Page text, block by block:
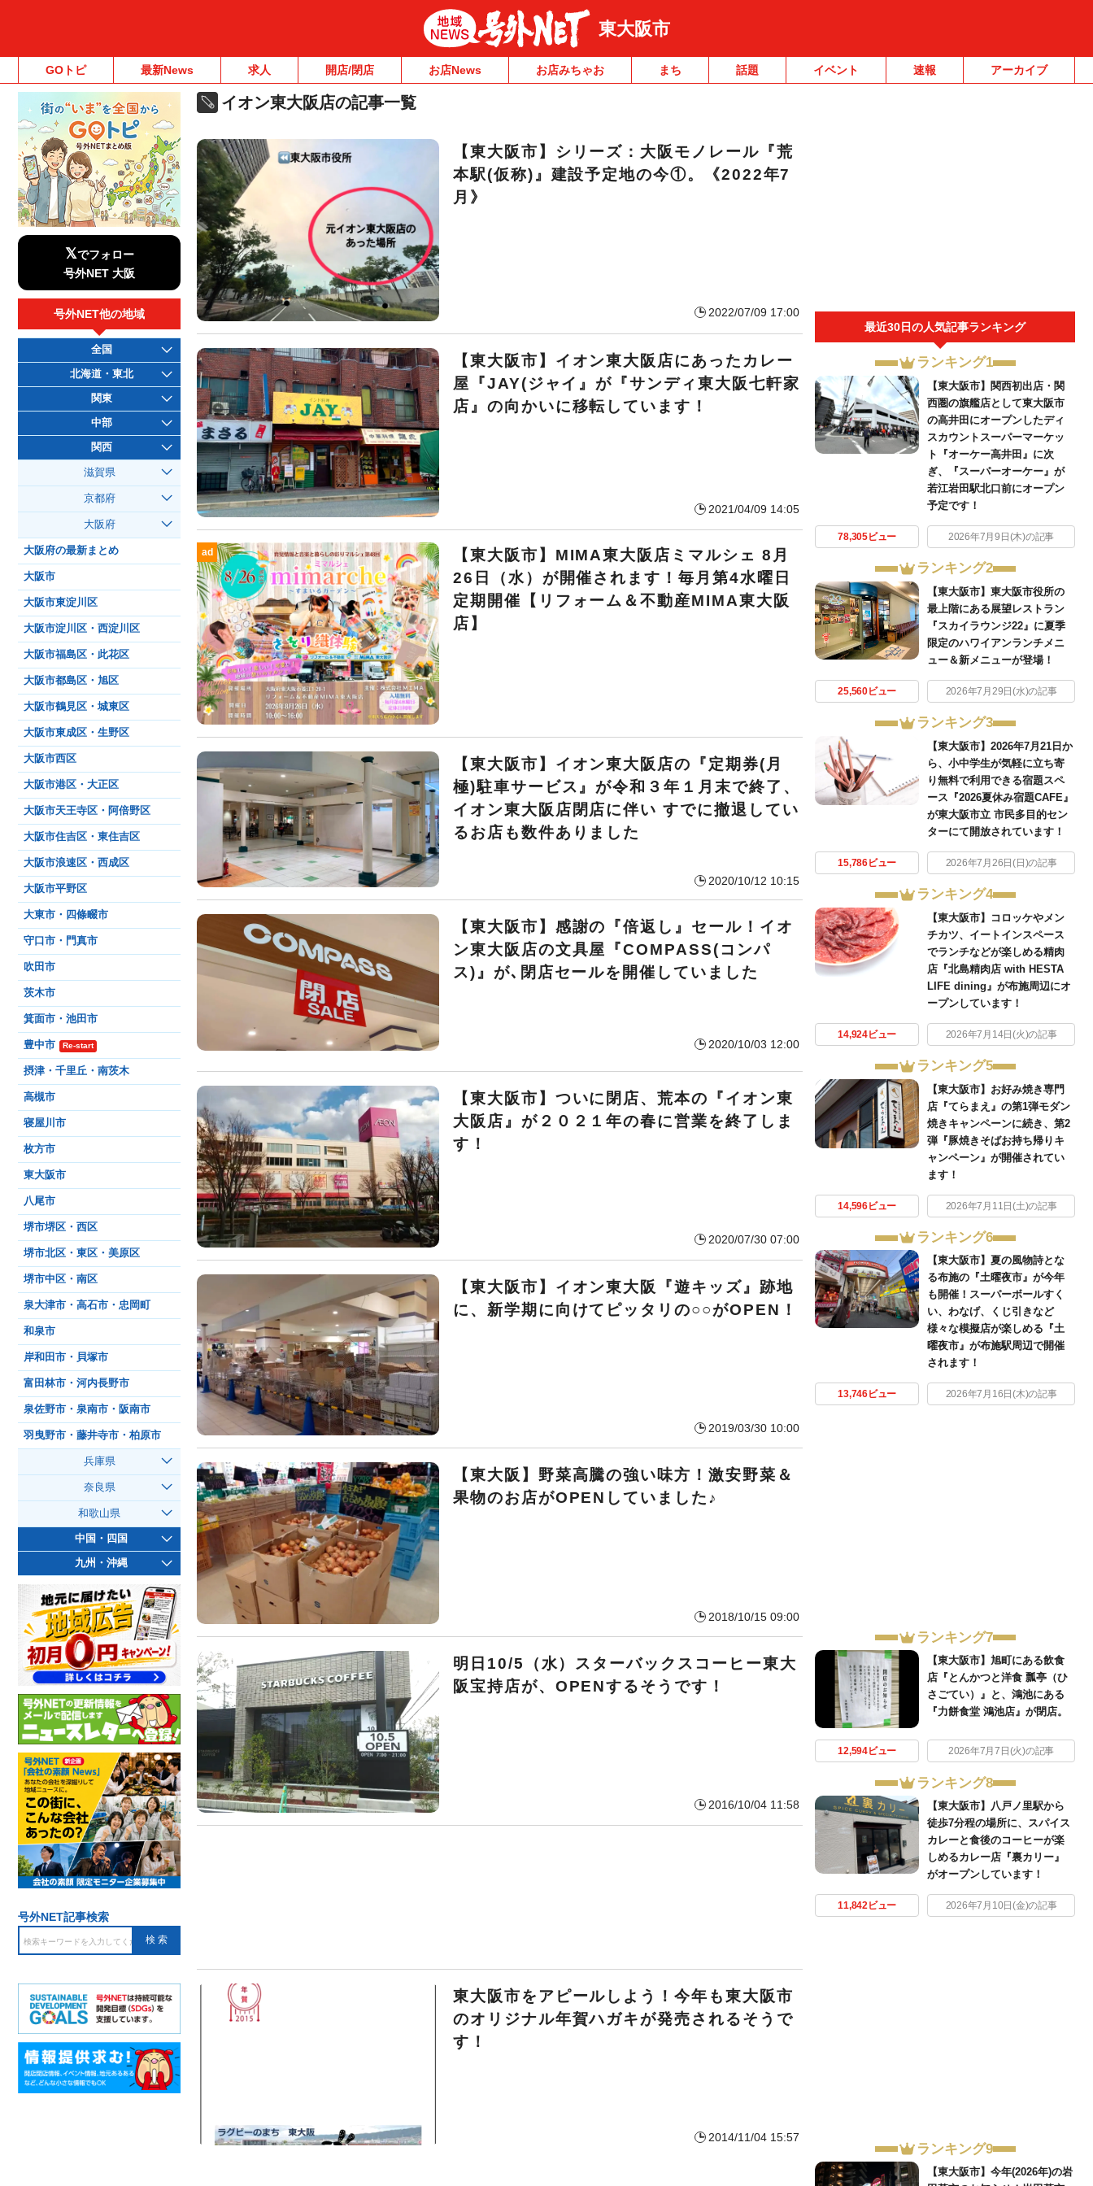
東大阪市
GOトピ 最新News 求人 開店/閉店 お店News お店みちゃお まち 話題 イベント 速報 アーカイブ
イオン東大阪店の記事一覧
【東大阪市】シリーズ：大阪モノレール『荒
本駅(仮称)』建設予定地の今①。《2022年7
月》
2022/07/09 17:00
【東大阪市】イオン東大阪店にあったカレー
屋『JAY(ジャイ』が『サンディ東大阪七軒家
店』の向かいに移転しています！
2021/04/09 14:05
ad
【東大阪市】MIMA東大阪店ミマルシェ 8月
26日（水）が開催されます！毎月第4水曜日
定期開催【リフォーム＆不動産MIMA東大阪
店】
【東大阪市】イオン東大阪店の『定期券(月
極)駐車サービス』が令和３年１月末で終了、
イオン東大阪店閉店に伴い すでに撤退してい
るお店も数件ありました
2020/10/12 10:15
【東大阪市】感謝の『倍返し』セール！イオ
ン東大阪店の文具屋『COMPASS(コンパ
ス)』が､閉店セールを開催していました
2020/10/03 12:00
【東大阪市】ついに閉店、荒本の『イオン東
大阪店』が２０２１年の春に営業を終了しま
す！
2020/07/30 07:00
【東大阪市】イオン東大阪『遊キッズ』跡地
に、新学期に向けてピッタリの○○がOPEN！
2019/03/30 10:00
【東大阪】野菜高騰の強い味方！激安野菜＆
果物のお店がOPENしていました♪
2018/10/15 09:00
明日10/5（水）スターバックスコーヒー東大
阪宝持店が、OPENするそうです！
2016/10/04 11:58
東大阪市をアピールしよう！今年も東大阪市
のオリジナル年賀ハガキが発売されるそうで
す！
2014/11/04 15:57
最近30日の人気記事ランキング
ランキング1
【東大阪市】関西初出店・関
西圏の旗艦店として東大阪市
の高井田にオープンしたディ
スカウントスーパーマーケッ
ト『オーケー高井田』に次
ぎ、『スーパーオーケー』が
若江岩田駅北口前にオープン
予定です！
78,305ビュー 2026年7月9日(木)の記事
ランキング2
【東大阪市】東大阪市役所の
最上階にある展望レストラン
『スカイラウンジ22』に夏季
限定のハワイアンランチメニ
ュー＆新メニューが登場！
25,560ビュー 2026年7月29日(水)の記事
ランキング3
【東大阪市】2026年7月21日か
ら、小中学生が気軽に立ち寄
り無料で利用できる宿題スペ
ース『2026夏休み宿題CAFE』
が東大阪市立 市民多目的セン
ターにて開放されています！
15,786ビュー 2026年7月26日(日)の記事
ランキング4
【東大阪市】コロッケやメン
チカツ、イートインスペース
でランチなどが楽しめる精肉
店『北島精肉店 with HESTA
LIFE dining』が布施周辺にオ
ープンしています！
14,924ビュー 2026年7月14日(火)の記事
ランキング5
【東大阪市】お好み焼き専門
店『てらまえ』の第1弾モダン
焼きキャンペーンに続き、第2
弾『豚焼きそばお持ち帰りキ
ャンペーン』が開催されてい
ます！
14,596ビュー 2026年7月11日(土)の記事
ランキング6
【東大阪市】夏の風物詩とな
る布施の『土曜夜市』が今年
も開催！スーパーボールすく
い、わなげ、くじ引きなど
様々な模擬店が楽しめる『土
曜夜市』が布施駅周辺で開催
されます！
13,746ビュー 2026年7月16日(木)の記事
ランキング7
【東大阪市】旭町にある飲食
店『とんかつと洋食 瓢亭（ひ
さごてい）』と、鴻池にある
『力餅食堂 鴻池店』が閉店。
12,594ビュー 2026年7月7日(火)の記事
ランキング8
【東大阪市】八戸ノ里駅から
徒歩7分程の場所に、スパイス
カレーと食後のコーヒーが楽
しめるカレー店『裏カリー』
がオープンしています！
11,842ビュー 2026年7月10日(金)の記事
ランキング9
【東大阪市】今年(2026年)の岩
𝕏でフォロー
号外NET 大阪
号外NET他の地域
全国
北海道・東北
関東
中部
関西
滋賀県
京都府
大阪府
大阪府の最新まとめ
大阪市
大阪市東淀川区
大阪市淀川区・西淀川区
大阪市福島区・此花区
大阪市都島区・旭区
大阪市鶴見区・城東区
大阪市東成区・生野区
大阪市西区
大阪市港区・大正区
大阪市天王寺区・阿倍野区
大阪市住吉区・東住吉区
大阪市浪速区・西成区
大阪市平野区
大東市・四條畷市
守口市・門真市
吹田市
茨木市
箕面市・池田市
豊中市 Re-start
摂津・千里丘・南茨木
高槻市
寝屋川市
枚方市
東大阪市
八尾市
堺市堺区・西区
堺市北区・東区・美原区
堺市中区・南区
泉大津市・高石市・忠岡町
和泉市
岸和田市・貝塚市
富田林市・河内長野市
泉佐野市・泉南市・阪南市
羽曳野市・藤井寺市・柏原市
兵庫県
奈良県
和歌山県
中国・四国
九州・沖縄
号外NET記事検索